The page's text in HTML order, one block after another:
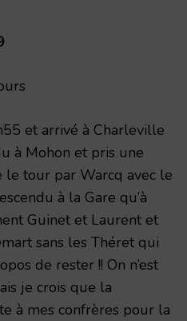
et arrivé à Charleville
à Mohon et pris une
tour par Warcq avec le
à la Gare qu’à
Guinet et Laurent et
sans les Théret qui
de rester !! On n’est
je crois que la
à mes confrères pour la